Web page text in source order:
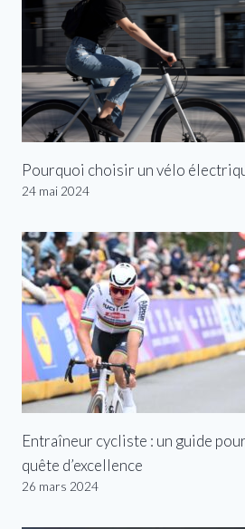
Pourquoi choisir un vélo
24 mai 2024
Entraîneur cycliste : un guide
quête d’excellence
26 mars 2024